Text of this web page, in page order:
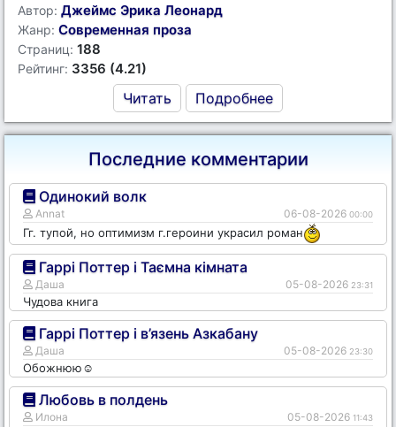
Автор: Джеймс Эрика Леонард
Жанр: Современная проза
Страниц: 188
Рейтинг: 3356 (4.21)
Читать Подробнее
Последние комментарии
Одинокий волк
Annat 06-08-2026 00:00
Гг. тупой, но оптимизм г.героини украсил роман
Гаррі Поттер і Таємна кімната
Даша 05-08-2026 23:31
Чудова книга
Гаррі Поттер і в’язень Азкабану
Даша 05-08-2026 23:30
Обожнюю☺️
Любовь в полдень
Илона 05-08-2026 11:43